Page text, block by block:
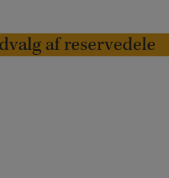
af reservedele